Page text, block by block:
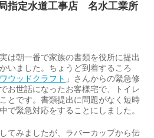
指定水道工事店 名水工業所
は朝一番で家族の書類を役所に提出
いました。ちょうど到着するころ
ウッドクラフト 」さんからの緊急修
お世話になったお客様宅で、トイレ
とです。書類提出に問題がなく短時
で緊急対応をすることにしました。
てみましたが、ラバーカップから伝